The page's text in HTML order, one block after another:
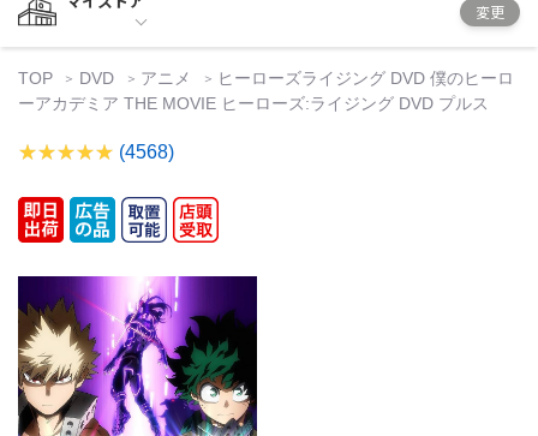
変更
TOP DVD アニメ
ヒーローズライジング DVD 僕のヒーロ
ーアカデミア THE MOVIE ヒーローズ:ライジング DVD プルス
(4568)